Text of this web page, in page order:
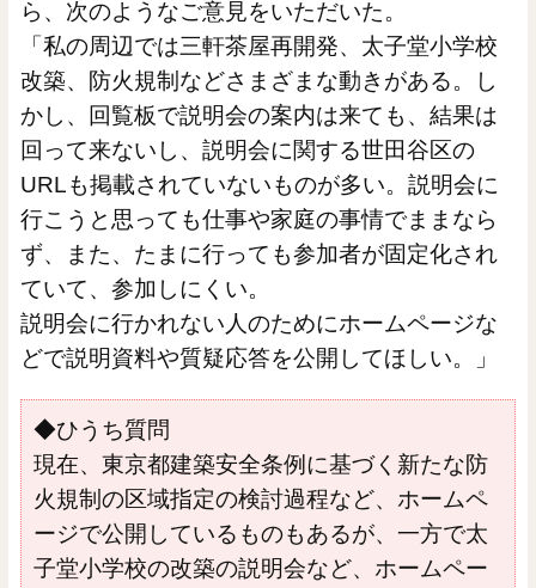
ら、次のようなご意見をいただいた。
「私の周辺では三軒茶屋再開発、太子堂小学校
改築、防火規制などさまざまな動きがある。し
かし、回覧板で説明会の案内は来ても、結果は
回って来ないし、説明会に関する世田谷区の
URLも掲載されていないものが多い。説明会に
行こうと思っても仕事や家庭の事情でままなら
ず、また、たまに行っても参加者が固定化され
ていて、参加しにくい。
説明会に行かれない人のためにホームページな
どで説明資料や質疑応答を公開してほしい。」
◆ひうち質問
現在、東京都建築安全条例に基づく新たな防
火規制の区域指定の検討過程など、ホームペ
ージで公開しているものもあるが、一方で太
子堂小学校の改築の説明会など、ホームペー